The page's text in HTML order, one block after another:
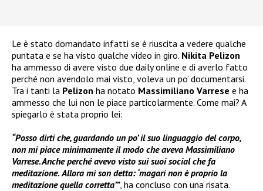
Le è stato domandato infatti se è riuscita a vedere qualche
puntata e se ha visto qualche video in giro. Nikita Pelizon
ha ammesso di avere visto due daily online e di averlo fatto
perché non avendolo mai visto, voleva un po’ documentarsi.
Tra i tanti la Pelizon ha notato Massimiliano Varrese e ha
ammesso che lui non le piace particolarmente. Come mai? A
spiegarlo è stata proprio lei:
“Posso dirti che, guardando un po’ il suo linguaggio del corpo,
non mi piace minimamente il modo che aveva Massimiliano
Varrese. Anche perché avevo visto sui suoi social che fa
meditazione. Allora mi son detta: ‘magari non è proprio la
meditazione quella corretta’”, ha concluso con una risata.